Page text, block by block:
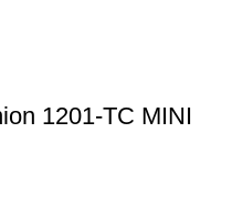
1201-TC MINI